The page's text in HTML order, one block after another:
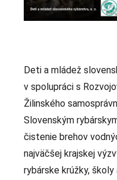
Deti a mládež
v spolupráci s
Žilinského
Slovenským
čistenie brehov
najväčšej krajskej
rybárske krúžky,